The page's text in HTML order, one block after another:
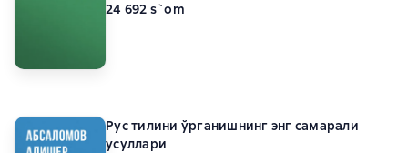
24 692 s`om
Рус тилини ўрганишнинг энг самарали
усуллари